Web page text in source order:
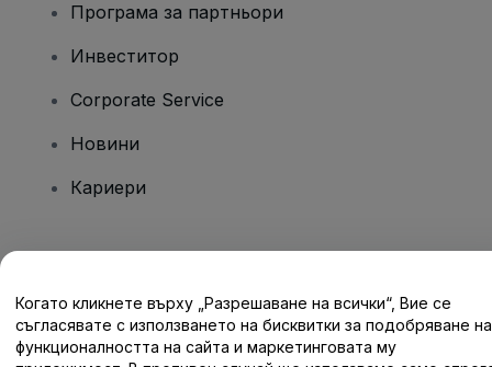
Програма за партньори
Инвеститор
Corporate Service
Новини
Кариери
Помощен център / Свържете се с нас
Когато кликнете върху „Разрешаване на всички“, Вие се
съгласявате с използването на бисквитки за подобряване на
функционалността на сайта и маркетинговата му